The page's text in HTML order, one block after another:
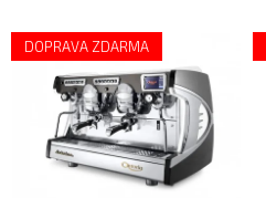
DOPRAVA ZDARMA